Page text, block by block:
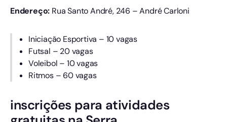
Endereço: Rua Santo André, 246 – André Carloni
Iniciação Esportiva – 10 vagas
Futsal – 20 vagas
Voleibol – 10 vagas
Ritmos – 60 vagas
inscrições para atividades